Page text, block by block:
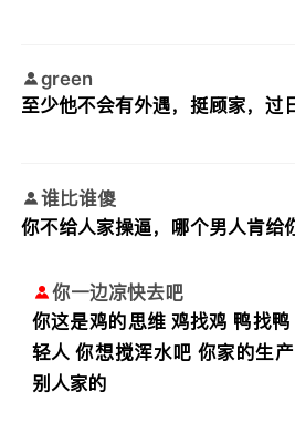
green
至少他不会有外遇，挺顾家，过
谁比谁傻
你不给人家操逼，哪个男人肯给
你一边凉快去吧
你这是鸡的思维 鸡找鸡 鸭找
轻人 你想搅浑水吧 你家的生
别人家的